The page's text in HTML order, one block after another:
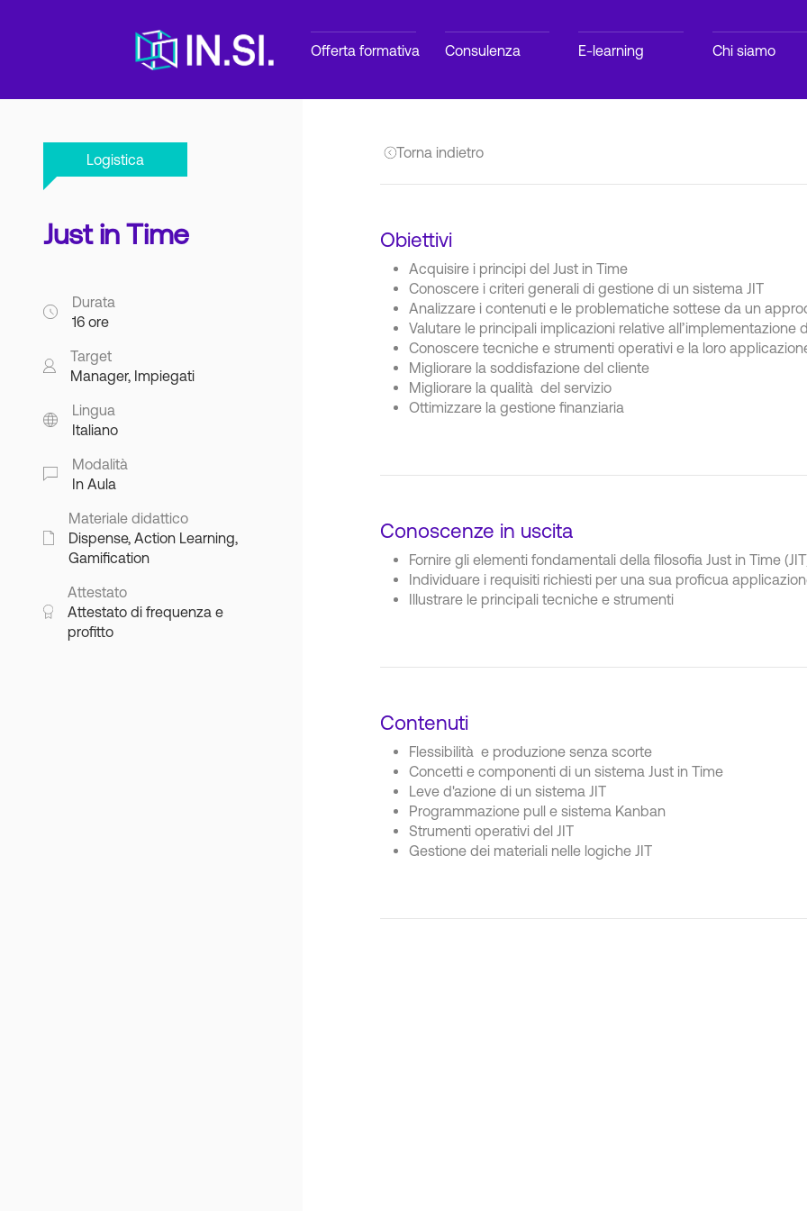
Offerta formativa Consulenza E-learning Chi siamo
Logistica
Just in Time
Durata
16 ore
Target
Manager, Impiegati
Lingua
Italiano
Modalità
In Aula
Materiale didattico
Dispense, Action Learning,
Gamification
Attestato
Attestato di frequenza e
profitto
Torna indietro
Obiettivi
Acquisire i principi del Just in Time
Conoscere i criteri generali di gestione di un sistema JIT
Analizzare i contenuti e le problematiche sottese da un
Valutare le principali implicazioni relative all’implementazione
Conoscere tecniche e strumenti operativi e la loro
Migliorare la soddisfazione del cliente
Migliorare la qualità del servizio
Ottimizzare la gestione finanziaria
Conoscenze in uscita
Fornire gli elementi fondamentali della filosofia Just in Time
Individuare i requisiti richiesti per una sua proficua
Illustrare le principali tecniche e strumenti
Contenuti
Flessibilità e produzione senza scorte
Concetti e componenti di un sistema Just in Time
Leve d'azione di un sistema JIT
Programmazione pull e sistema Kanban
Strumenti operativi del JIT
Gestione dei materiali nelle logiche JIT